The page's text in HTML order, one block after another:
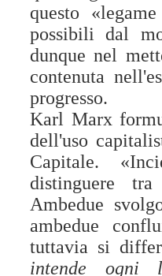
questo
possibili dal
dunque nel
contenuta
progresso.
Karl Marx
dell'uso
Capitale.
distinguere
Ambedue
ambedue
tuttavia si
intende ogni